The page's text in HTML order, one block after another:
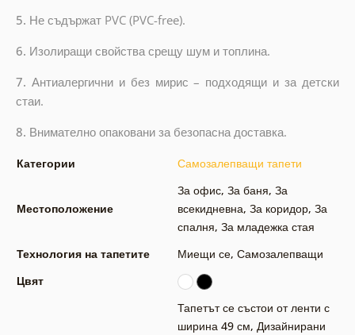
5. Не съдържат PVC (PVC-free).
6. Изолиращи свойства срещу шум и топлина.
7. Антиалергични и без мирис – подходящи и за детски
стаи.
8. Внимателно опаковани за безопасна доставка.
Категории Самозалепващи тапети
Местоположение
За офис, За баня, За
всекидневна, За коридор, За
спалня, За младежка стая
Технология на тапетите
Миещи се, Самозалепващи
Цвят
Тапетът се състои от ленти с
ширина 49 см, Дизайнирани